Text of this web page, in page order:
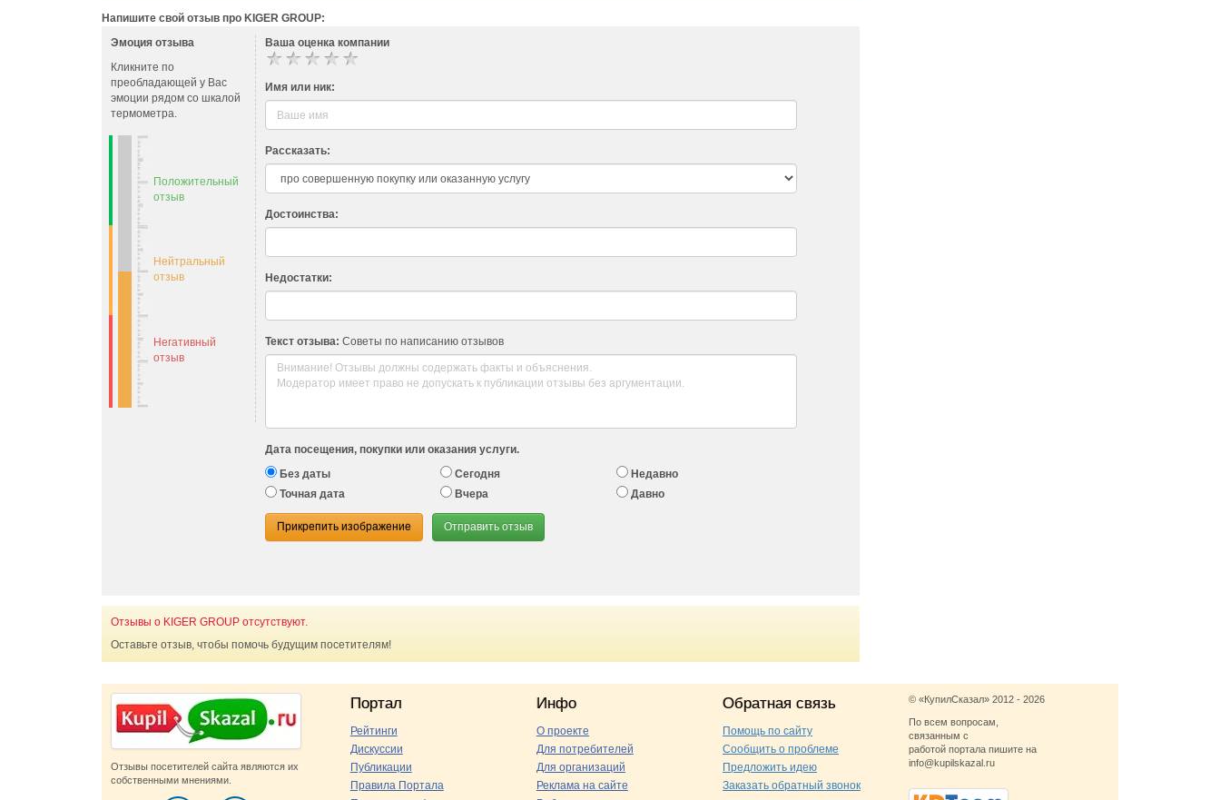
Напишите свой отзыв про KIGER GROUP:
Эмоция отзыва
Кликните по
преобладающей у Вас
эмоции рядом со шкалой
термометра.
Положительный
отзыв
Нейтральный
отзыв
Негативный
отзыв
Ваша оценка компании
Имя или ник:
Рассказать:
Достоинства:
Недостатки:
Текст отзыва: Советы по написанию отзывов
Дата посещения, покупки или оказания услуги.
Без даты
Сегодня
Недавно
Точная дата
Вчера Давно
Прикрепить изображение Отправить отзыв
Отзывы о KIGER GROUP отсутствуют.
Оставьте отзыв, чтобы помочь будущим посетителям!
Отзывы посетителей сайта являются их
собственными мнениями.
Портал
Рейтинги
Дискуссии
Публикации
Правила Портала
Инфо
О проекте
Для потребителей
Для организаций
Реклама на сайте
Обратная связь
Помощь по сайту
Сообщить о проблеме
Предложить идею
Заказать обратный звонок
© «КупилСказал» 2012 - 2026
По всем вопросам,
связанным с
работой портала пишите на
info@kupilskazal.ru